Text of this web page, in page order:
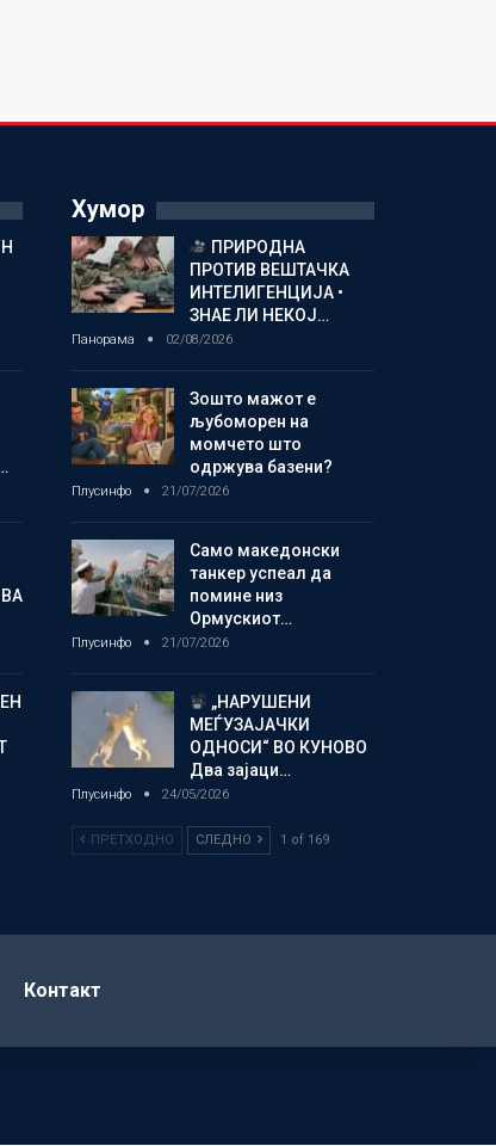
Хумор
ПРИРОДНА
ПРОТИВ ВЕШТАЧКА
ИНТЕЛИГЕНЦИЈА •
ЗНАЕ ЛИ НЕКОЈ…
Панорама 02/08/2026
Зошто мажот е
љубоморен на
момчето што
одржува базени?
Плусинфо 21/07/2026
Само македонски
танкер успеал да
помине низ
Ормускиот…
Плусинфо 21/07/2026
„НАРУШЕНИ
МЕЃУЗАЈАЧКИ
ОДНОСИ“ ВО КУНОВО
Два зајаци…
Плусинфо 24/05/2026
ПРЕТХОДНО СЛЕДНО 1 of 169
Контакт